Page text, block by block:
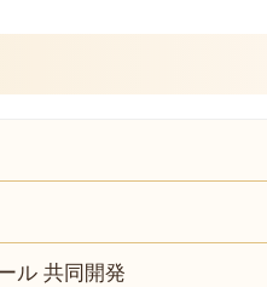
ル 共同開発